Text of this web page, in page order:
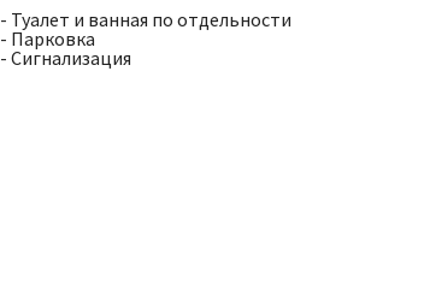
- Туалет и ванная по отдельности
- Парковка
- Сигнализация